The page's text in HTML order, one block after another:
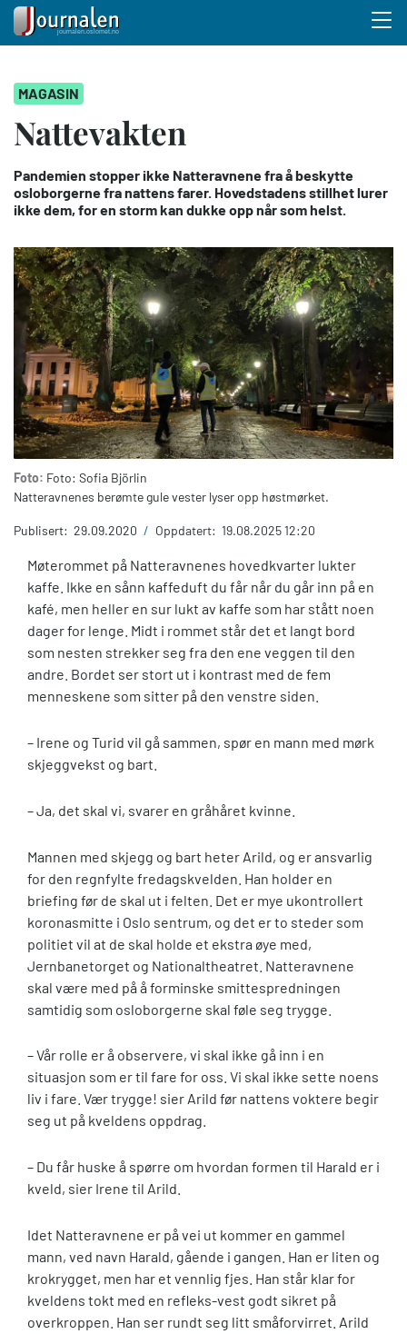
hovedinnhold
MAGASIN
Nattevakten
Pandemien stopper ikke Natteravnene fra å beskytte
osloborgerne fra nattens farer. Hovedstadens stillhet lurer
ikke dem, for en storm kan dukke opp når som helst.
Foto: Foto: Sofia Björlin
Natteravnenes berømte gule vester lyser opp høstmørket.
Publisert: 29.09.2020 / Oppdatert: 19.08.2025 12:20
Møterommet på Natteravnenes hovedkvarter lukter
kaffe. Ikke en sånn kaffeduft du får når du går inn på en
kafé, men heller en sur lukt av kaffe som har stått noen
dager for lenge. Midt i rommet står det et langt bord
som nesten strekker seg fra den ene veggen til den
andre. Bordet ser stort ut i kontrast med de fem
menneskene som sitter på den venstre siden.
– Irene og Turid vil gå sammen, spør en mann med mørk
skjeggvekst og bart.
– Ja, det skal vi, svarer en gråhåret kvinne.
Mannen med skjegg og bart heter Arild, og er ansvarlig
for den regnfylte fredagskvelden. Han holder en
briefing før de skal ut i felten. Det er mye ukontrollert
koronasmitte i Oslo sentrum, og det er to steder som
politiet vil at de skal holde et ekstra øye med,
Jernbanetorget og Nationaltheatret. Natteravnene
skal være med på å forminske smittespredningen
samtidig som osloborgerne skal føle seg trygge.
– Vår rolle er å observere, vi skal ikke gå inn i en
situasjon som er til fare for oss. Vi skal ikke sette noens
liv i fare. Vær trygge! sier Arild før nattens voktere begir
seg ut på kveldens oppdrag.
– Du får huske å spørre om hvordan formen til Harald er i
kveld, sier Irene til Arild.
Idet Natteravnene er på vei ut kommer en gammel
mann, ved navn Harald, gående i gangen. Han er liten og
krokrygget, men har et vennlig fjes. Han står klar for
kveldens tokt med en refleks-vest godt sikret på
overkroppen. Han ser rundt seg litt småforvirret. Arild